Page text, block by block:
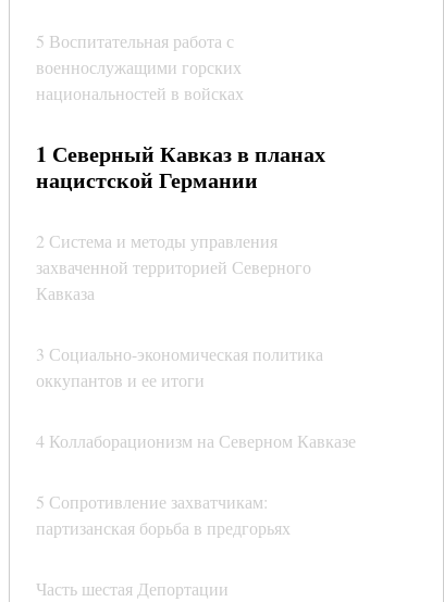
5 Воспитательная работа с
военнослужащими горских
национальностей в войсках
1 Северный Кавказ в планах
нацистской Германии
2 Система и методы управления
захваченной территорией Северного
Кавказа
3 Социально-экономическая политика
оккупантов и ее итоги
4 Коллаборационизм на Северном Кавказе
5 Сопротивление захватчикам:
партизанская борьба в предгорьях
Часть шестая Депортации